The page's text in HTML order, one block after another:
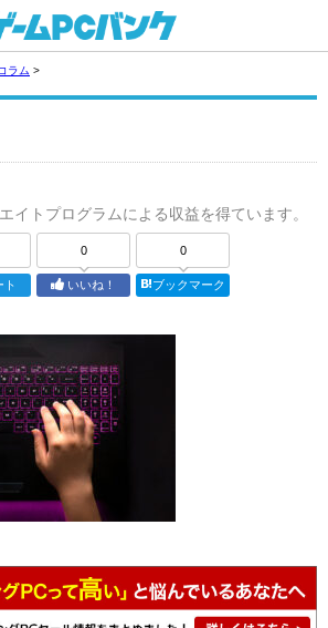
ラム >
イトプログラムによる収益を得ています。
ト
0
いいね！
0
ブックマーク